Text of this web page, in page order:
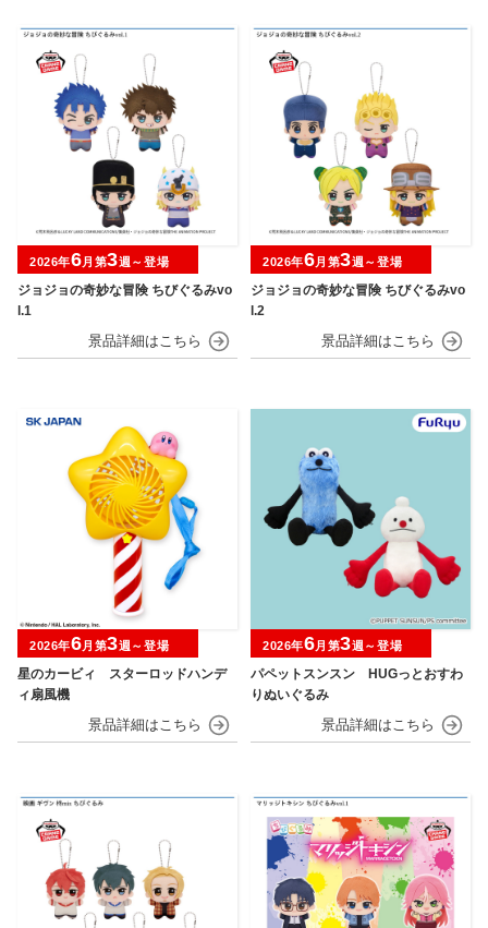
ジョジョの奇妙な冒険 ちびぐるみvo
l.1
2026年6月第3週～登場
ジョジョの奇妙な冒険 ちびぐるみvo
l.2
2026年6月第3週～登場
星のカービィ スターロッドハンデ
ィ扇風機
2026年6月第3週～登場
パペットスンスン HUGっとおすわ
りぬいぐるみ
2026年6月第3週～登場